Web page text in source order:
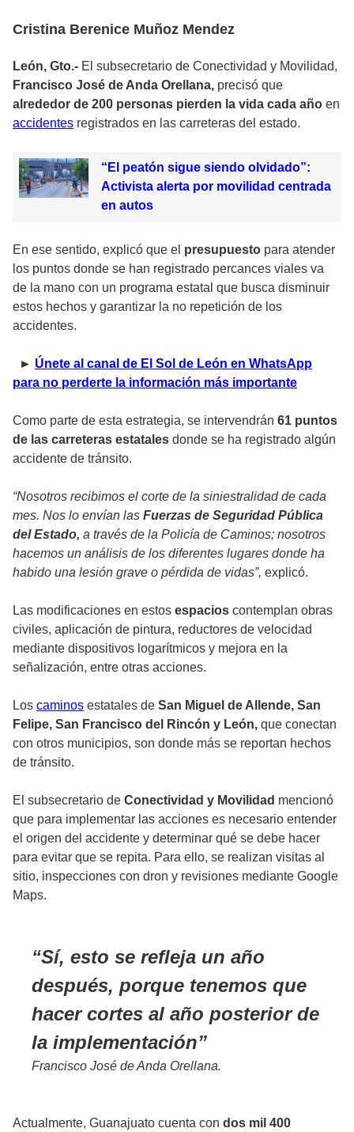
Cristina Berenice Muñoz Mendez
León, Gto.- El subsecretario de Conectividad y Movilidad,
Francisco José de Anda Orellana, precisó que
alrededor de 200 personas pierden la vida cada año en
accidentes registrados en las carreteras del estado.
“El peatón sigue siendo olvidado”:
Activista alerta por movilidad centrada
en autos
En ese sentido, explicó que el presupuesto para atender
los puntos donde se han registrado percances viales va
de la mano con un programa estatal que busca disminuir
estos hechos y garantizar la no repetición de los
accidentes.
► Únete al canal de El Sol de León en WhatsApp
para no perderte la información más importante
Como parte de esta estrategia, se intervendrán 61 puntos
de las carreteras estatales donde se ha registrado algún
accidente de tránsito.
“Nosotros recibimos el corte de la siniestralidad de cada
mes. Nos lo envían las Fuerzas de Seguridad Pública
del Estado, a través de la Policía de Caminos; nosotros
hacemos un análisis de los diferentes lugares donde ha
habido una lesión grave o pérdida de vidas”, explicó.
Las modificaciones en estos espacios contemplan obras
civiles, aplicación de pintura, reductores de velocidad
mediante dispositivos logarítmicos y mejora en la
señalización, entre otras acciones.
Los caminos estatales de San Miguel de Allende, San
Felipe, San Francisco del Rincón y León, que conectan
con otros municipios, son donde más se reportan hechos
de tránsito.
El subsecretario de Conectividad y Movilidad mencionó
que para implementar las acciones es necesario entender
el origen del accidente y determinar qué se debe hacer
para evitar que se repita. Para ello, se realizan visitas al
sitio, inspecciones con dron y revisiones mediante Google
Maps.
Sí, esto se refleja un año
después, porque tenemos que
hacer cortes al año posterior de
la implementación
Francisco José de Anda Orellana.
Actualmente, Guanajuato cuenta con dos mil 400